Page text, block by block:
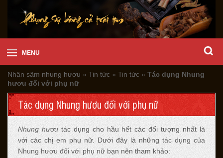
MENU
Nhân sâm nhung hươu » Tin tức » Tin tức » Tác dụng Nhung
hươu đối với phụ nữ
Tác dụng Nhung hươu đối với phụ nữ
Nhung hươutác dụng cho hầu hết các đối tượng nhất là
với các chị em phụ nữ. Dưới đây là những tác dụng của
Nhung hươu đối với phụ nữ bạn nên tham khảo: